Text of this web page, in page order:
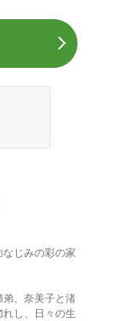
じみの彩の家
、奈美子と渚
し、日々の生